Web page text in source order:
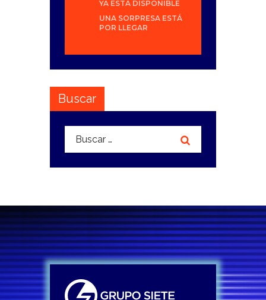
YA ESTÁ DISPONIBLE
UNA SORPRESA ESTÁ
POR LLEGAR
Buscar
Buscar: